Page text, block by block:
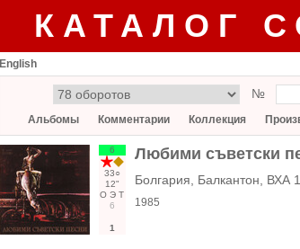
КАТАЛОГ
English
№
Альбомы Комментарии Коллекция
6
33○
12"
О Э Т
6
1
Любими съветски
Болгария, Балкантон, ВХА
1985